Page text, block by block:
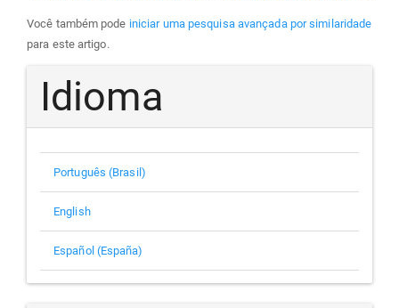
Você também pode iniciar uma pesquisa avançada por similaridade
para este artigo.
Idioma
Português (Brasil)
English
Español (España)